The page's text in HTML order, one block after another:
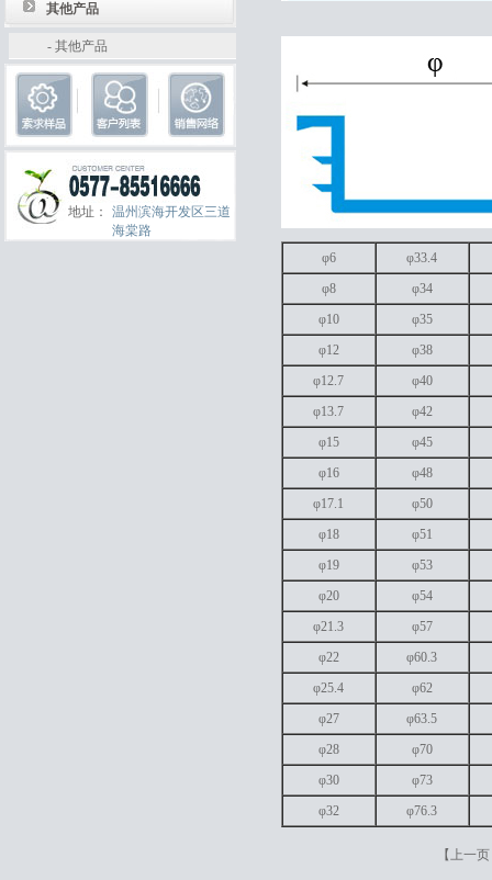
其他产品
- 其他产品
地址：
温州滨海开发区三道
海棠路
φ6
φ33.4
φ8
φ34
φ10
φ35
φ12
φ38
φ12.7
φ40
φ13.7
φ42
φ15
φ45
φ16
φ48
φ17.1
φ50
φ18
φ51
φ19
φ53
φ20
φ54
φ21.3
φ57
φ22
φ60.3
φ25.4
φ62
φ27
φ63.5
φ28
φ70
φ30
φ73
φ32
φ76.3
【 上一